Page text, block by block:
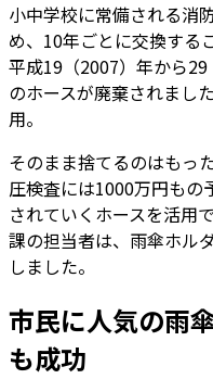
小中学校に常備される消
め、10年ごとに交換する
平成19（2007）年から
のホースが廃棄されまし
用。
そのまま捨てるのはもっ
圧検査には1000万円もの
されていくホースを活用
課の担当者は、雨傘ホル
しました。
市民に人気の雨
も成功